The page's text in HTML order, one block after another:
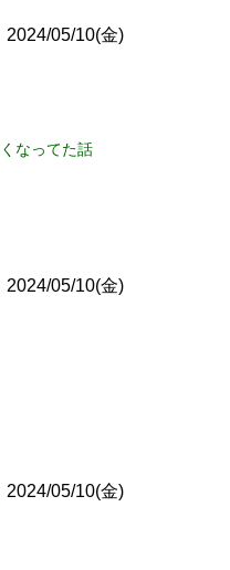
2024/05/10(金)
なってた話
2024/05/10(金)
2024/05/10(金)